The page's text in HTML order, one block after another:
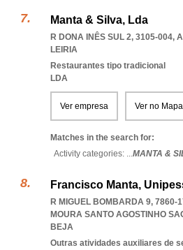
Manta & Silva, Lda
R DONA INÊS SUL 2, 3105-004,
LEIRIA
Restaurantes tipo tradicional
LDA
Ver empresa Ver no Mapa
Matches in the search for:
Activity categories: ...MANTA &
Francisco Manta,
R MIGUEL BOMBARDA 9, 7860-
MOURA SANTO AGOSTINHO
BEJA
Outras atividades auxiliares de